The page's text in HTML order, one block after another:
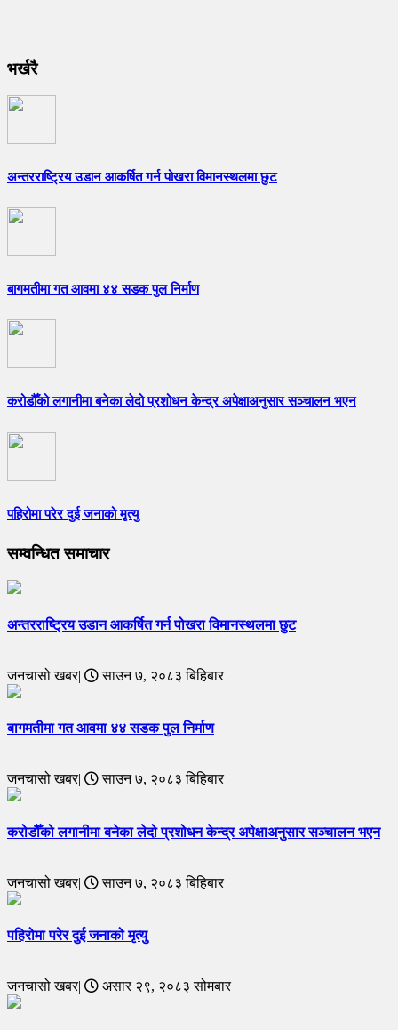
भर्खरै
अन्तरराष्ट्रिय उडान आकर्षित गर्न पोखरा विमानस्थलमा छुट
बागमतीमा गत आवमा ४४ सडक पुल निर्माण
करोडौँको लगानीमा बनेका लेदो प्रशोधन केन्द्र अपेक्षाअनुसार सञ्चालन भएन
पहिरोमा परेर दुई जनाको मृत्यु
सम्वन्धित समाचार
अन्तरराष्ट्रिय उडान आकर्षित गर्न पोखरा विमानस्थलमा छुट
जनचासो खबर| साउन ७, २०८३ बिहिबार
बागमतीमा गत आवमा ४४ सडक पुल निर्माण
जनचासो खबर| साउन ७, २०८३ बिहिबार
करोडौँको लगानीमा बनेका लेदो प्रशोधन केन्द्र अपेक्षाअनुसार सञ्चालन भएन
जनचासो खबर| साउन ७, २०८३ बिहिबार
पहिरोमा परेर दुई जनाको मृत्यु
जनचासो खबर| असार २९, २०८३ सोमबार